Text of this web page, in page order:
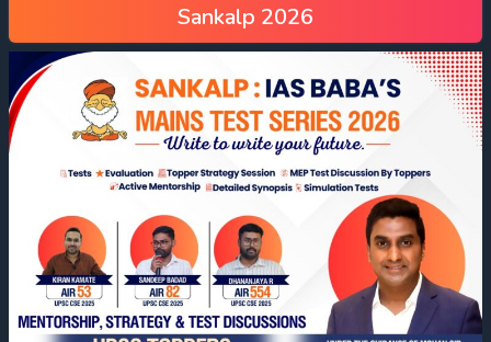
Sankalp 2026